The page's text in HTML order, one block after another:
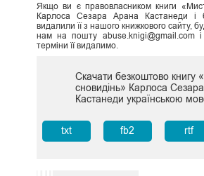
Якщо ви є правовласником книги
Карлоса Сезара Арана Кастанеди
видалили її з нашого книжкового сайту,
нам на пошту abuse.knigi@gmail.com
терміни її видалимо.
Скачати безкоштово книгу
сновидінь» Карлоса
Кастанеди українською
txt fb2 rtf